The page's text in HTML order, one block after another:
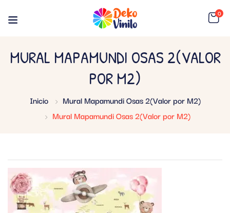
0
MURAL MAPAMUNDI OSAS 2(VALOR
POR M2)
Inicio
Mural Mapamundi Osas 2(Valor por M2)
Mural Mapamundi Osas 2(Valor por M2)